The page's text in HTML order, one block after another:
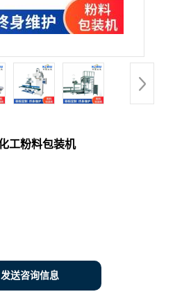
工粉料包装机
发送咨询信息